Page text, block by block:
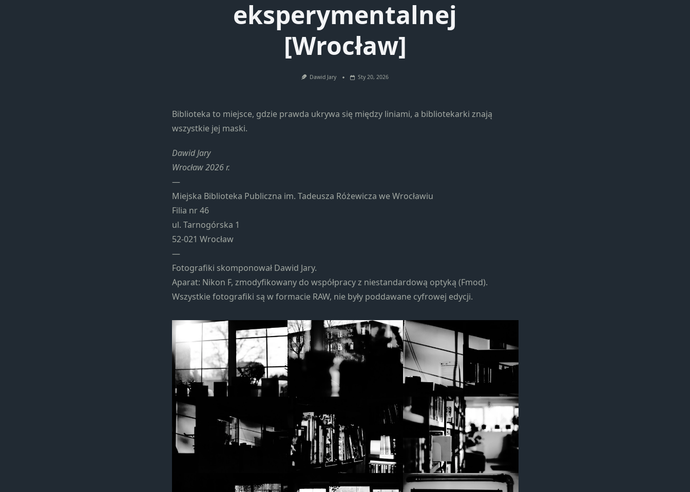
eksperymentalnej
[Wrocław]
Dawid Jary Sty 20, 2026
Biblioteka to miejsce, gdzie prawda ukrywa się między liniami, a bibliotekarki znają
wszystkie jej maski.
Dawid Jary
Wrocław 2026 r.
—
Miejska Biblioteka Publiczna im. Tadeusza Różewicza we Wrocławiu
Filia nr 46
ul. Tarnogórska 1
52-021 Wrocław
—
Fotografiki skomponował Dawid Jary.
Aparat: Nikon F, zmodyfikowany do współpracy z niestandardową optyką (Fmod).
Wszystkie fotografiki są w formacie RAW, nie były poddawane cyfrowej edycji.
Te pliki cookie
nie są
opcjonalne. Są
one potrzebne
strony
internetowej,
Doświadczenie
Aby nasza
strona
działała jak
najlepiej
podczas
twojego
przejścia na nią.
Jeśli odrzucisz te
niektóre funkcje
znikną ze strony
internetowej.
Marketing
Udostępniając
swoje